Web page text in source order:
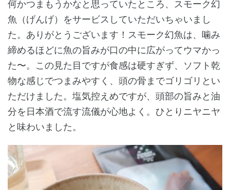
何かつまもうかなと思っていたところ、スモーク幻
魚（げんげ）をサービスしていただいちゃいまし
た。ありがとうございます！スモーク幻魚は、噛み
締めるほどに魚の旨みが口の中に広がってウマかっ
た〜。この見た目ですが食感は硬すぎず、ソフト乾
物な感じでつまみやすく、頭の骨までゴリゴリとい
ただけました。塩気控えめですが、頭部の旨みと油
分を日本酒で流す流儀が心地よく。ひとりニヤニヤ
と味わいました。